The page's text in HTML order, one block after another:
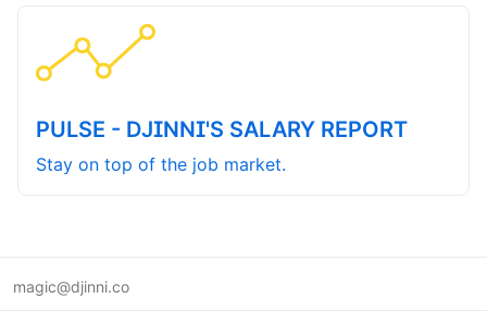
PULSE - DJINNI'S SALARY REPORT
Stay on top of the job market.
magic@djinni.co